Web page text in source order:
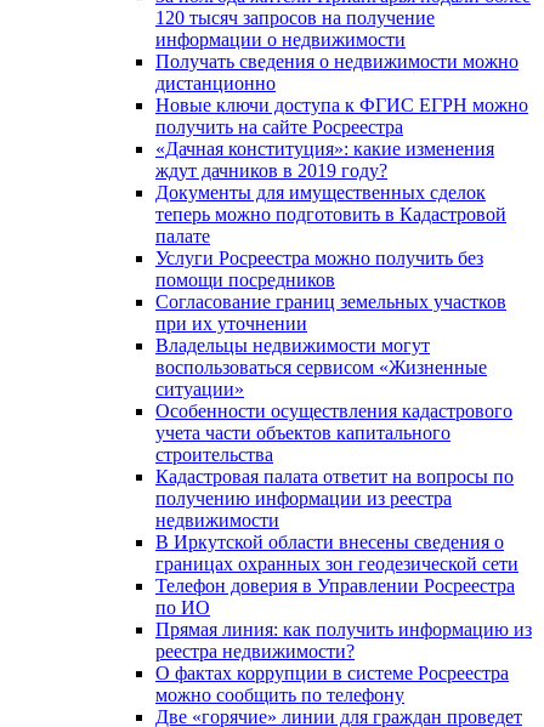
120 тысяч запросов на получение
информации о недвижимости
Получать сведения о недвижимости можно
дистанционно
Новые ключи доступа к ФГИС ЕГРН можно
получить на сайте Росреестра
«Дачная конституция»: какие изменения
ждут дачников в 2019 году?
Документы для имущественных сделок
теперь можно подготовить в Кадастровой
палате
Услуги Росреестра можно получить без
помощи посредников
Согласование границ земельных участков
при их уточнении
Владельцы недвижимости могут
воспользоваться сервисом «Жизненные
ситуации»
Особенности осуществления кадастрового
учета части объектов капитального
строительства
Кадастровая палата ответит на вопросы по
получению информации из реестра
недвижимости
В Иркутской области внесены сведения о
границах охранных зон геодезической сети
Телефон доверия в Управлении Росреестра
по ИО
Прямая линия: как получить информацию из
реестра недвижимости?
О фактах коррупции в системе Росреестра
можно сообщить по телефону
Две «горячие» линии для граждан проведет